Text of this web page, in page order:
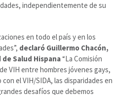
independientemente de su
en todo el país y en los
declaró Guillermo Chacón,
Salud Hispana“La Comisión
VIH entre hombres jóvenes gays,
el VIH/SIDA, las disparidades en
desafíos que debemos